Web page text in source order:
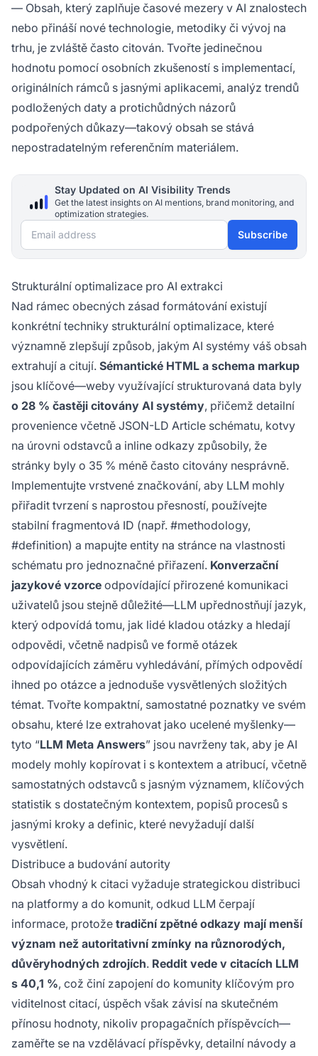
— Obsah, který zaplňuje časové mezery v AI znalostech
nebo přináší nové technologie, metodiky či vývoj na
trhu, je zvláště často citován. Tvořte jedinečnou
hodnotu pomocí osobních zkušeností s implementací,
originálních rámců s jasnými aplikacemi, analýz trendů
podložených daty a protichůdných názorů
podpořených důkazy—takový obsah se stává
nepostradatelným referenčním materiálem.
Stay Updated on AI Visibility Trends
Get the latest insights on AI mentions, brand monitoring, and
optimization strategies.
Email address Subscribe
Strukturální optimalizace pro AI extrakci
Nad rámec obecných zásad formátování existují
konkrétní techniky strukturální optimalizace, které
významně zlepšují způsob, jakým AI systémy váš obsah
extrahují a citují. Sémantické HTML a schema markup
jsou klíčové—weby využívající strukturovaná data byly
o 28 % častěji citovány AI systémy, přičemž detailní
provenience včetně JSON-LD Article schématu, kotvy
na úrovni odstavců a inline odkazy způsobily, že
stránky byly o 35 % méně často citovány nesprávně.
Implementujte vrstvené značkování, aby LLM mohly
přiřadit tvrzení s naprostou přesností, používejte
stabilní fragmentová ID (např. #methodology,
#definition) a mapujte entity na stránce na vlastnosti
schématu pro jednoznačné přiřazení. Konverzační
jazykové vzorce odpovídající přirozené komunikaci
uživatelů jsou stejně důležité—LLM upřednostňují jazyk,
který odpovídá tomu, jak lidé kladou otázky a hledají
odpovědi, včetně nadpisů ve formě otázek
odpovídajících záměru vyhledávání, přímých odpovědí
ihned po otázce a jednoduše vysvětlených složitých
témat. Tvořte kompaktní, samostatné poznatky ve svém
obsahu, které lze extrahovat jako ucelené myšlenky—
tyto “LLM Meta Answers” jsou navrženy tak, aby je AI
modely mohly kopírovat i s kontextem a atribucí, včetně
samostatných odstavců s jasným významem, klíčových
statistik s dostatečným kontextem, popisů procesů s
jasnými kroky a definic, které nevyžadují další
vysvětlení.
Distribuce a budování autority
Obsah vhodný k citaci vyžaduje strategickou distribuci
na platformy a do komunit, odkud LLM čerpají
informace, protože tradiční zpětné odkazy mají menší
význam než autoritativní zmínky na různorodých,
důvěryhodných zdrojích. Reddit vede v citacích LLM
s 40,1 %, což činí zapojení do komunity klíčovým pro
viditelnost citací, úspěch však závisí na skutečném
přínosu hodnoty, nikoliv propagačních příspěvcích—
zaměřte se na vzdělávací příspěvky, detailní návody a